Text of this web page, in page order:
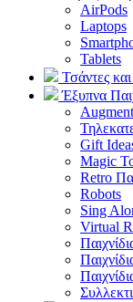
AirPods
Laptops
Tablets
Τσάντες
Έξυπνα
Gift
Magic
Retro
Robots
Sing
Virtual